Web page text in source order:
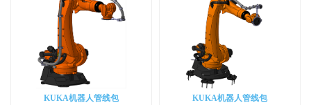
KUKA机器人管线包 KUKA机器人管线包